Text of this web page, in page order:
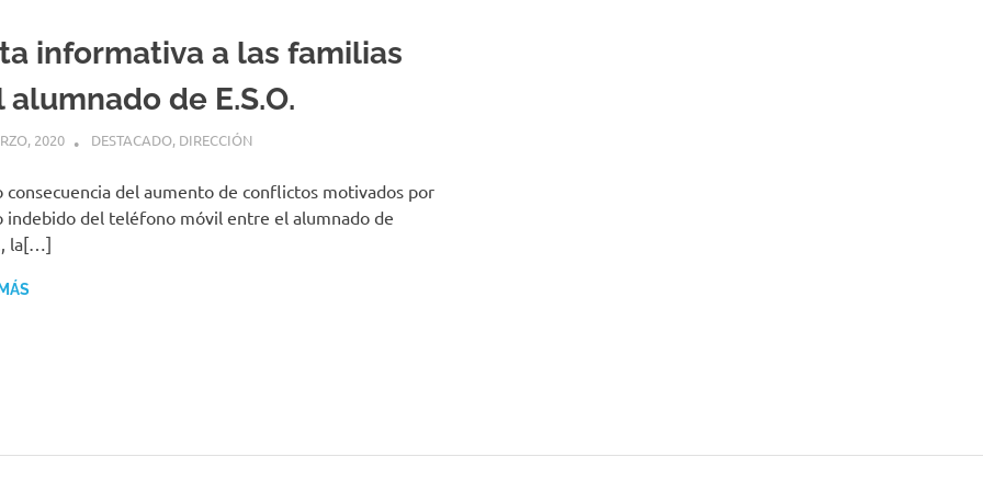
informativa a las familias
alumnado de E.S.O.
2020 MIGUEL RUÍZ
DESTACADO, DIRECCIÓN
consecuencia del aumento de conflictos motivados por
indebido del teléfono móvil entre el alumnado de
la[…]